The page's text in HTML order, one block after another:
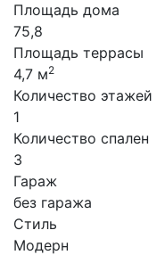
Площадь дома
75,8
Площадь террасы
4,7 м2
Количество этажей
1
Количество спален
3
Гараж
без гаража
Стиль
Модерн